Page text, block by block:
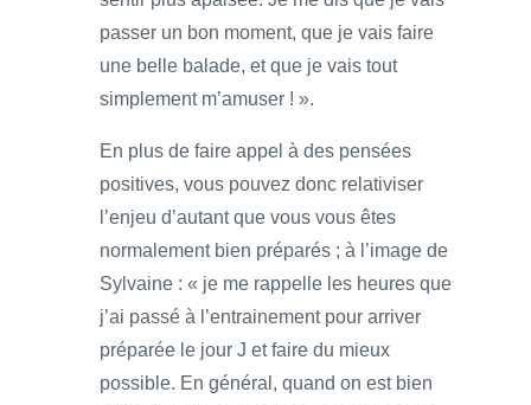
passer un bon moment, que je vais faire
une belle balade, et que je vais tout
simplement m’amuser ! ».
En plus de faire appel à des pensées
positives, vous pouvez donc relativiser
l’enjeu d’autant que vous vous êtes
normalement bien préparés ; à l’image de
Sylvaine : « je me rappelle les heures que
j’ai passé à l’entrainement pour arriver
préparée le jour J et faire du mieux
possible. En général, quand on est bien